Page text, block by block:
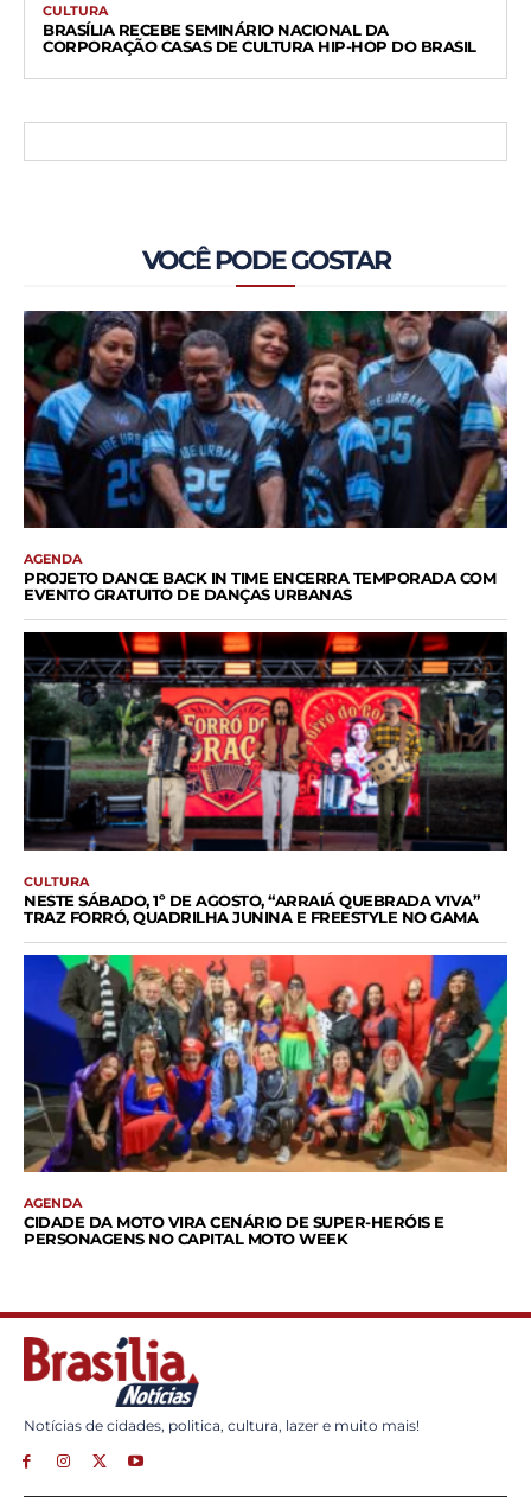
CULTURA
BRASÍLIA RECEBE SEMINÁRIO NACIONAL DA
CORPORAÇÃO CASAS DE CULTURA HIP-HOP DO BRASIL
VOCÊ PODE GOSTAR
AGENDA
PROJETO DANCE BACK IN TIME ENCERRA TEMPORADA COM
EVENTO GRATUITO DE DANÇAS URBANAS
CULTURA
NESTE SÁBADO, 1º DE AGOSTO, “ARRAIÁ QUEBRADA VIVA”
TRAZ FORRÓ, QUADRILHA JUNINA E FREESTYLE NO GAMA
AGENDA
CIDADE DA MOTO VIRA CENÁRIO DE SUPER-HERÓIS E
PERSONAGENS NO CAPITAL MOTO WEEK
Notícias de cidades, politica, cultura, lazer e muito mais!